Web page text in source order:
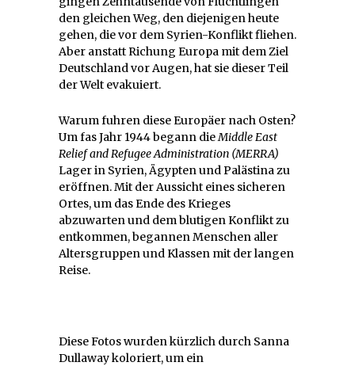
den gleichen Weg, den diejenigen heute
gehen, die vor dem Syrien-Konflikt fliehen.
Aber anstatt Richung Europa mit dem Ziel
Deutschland vor Augen, hat sie dieser Teil
der Welt evakuiert.
Warum fuhren diese Europäer nach Osten?
Um fas Jahr 1944 begann dieMiddle East
Relief and Refugee Administration (MERRA)
Lager in Syrien, Ägypten und Palästina zu
eröffnen. Mit der Aussicht eines sicheren
Ortes, um das Ende des Krieges
abzuwarten und dem blutigen Konflikt zu
entkommen, begannen Menschen aller
Altersgruppen und Klassen mit der langen
Reise.
Diese Fotos wurden kürzlich durch Sanna
Dullaway koloriert, um ein